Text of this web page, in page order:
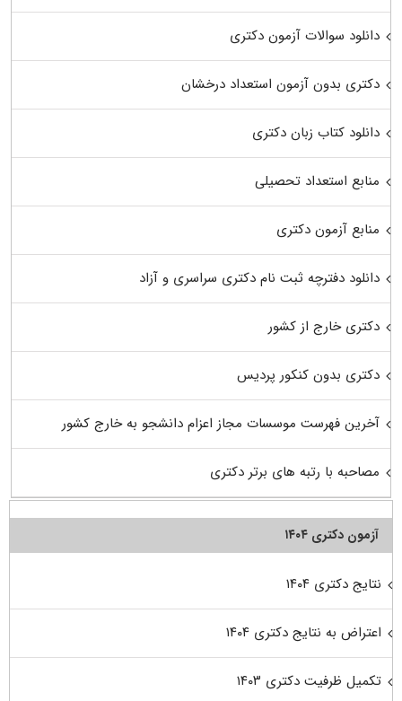
دانلود سوالات آزمون دکتری
دکتری بدون آزمون استعداد درخشان
دانلود کتاب زبان دکتری
منابع استعداد تحصیلی
منابع آزمون دکتری
دانلود دفترچه ثبت نام دکتری سراسری و آزاد
دکتری خارج از کشور
دکتری بدون کنکور پردیس
آخرین فهرست موسسات مجاز اعزام دانشجو به خارج کشور
مصاحبه با رتبه های برتر دکتری
آزمون دکتری ۱۴۰۴
نتایج دکتری ۱۴۰۴
اعتراض به نتایج دکتری ۱۴۰۴
تکمیل ظرفیت دکتری ۱۴۰۳